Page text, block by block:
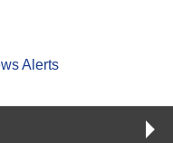
Alerts